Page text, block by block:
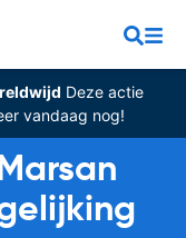
Deze actie
vandaag nog!